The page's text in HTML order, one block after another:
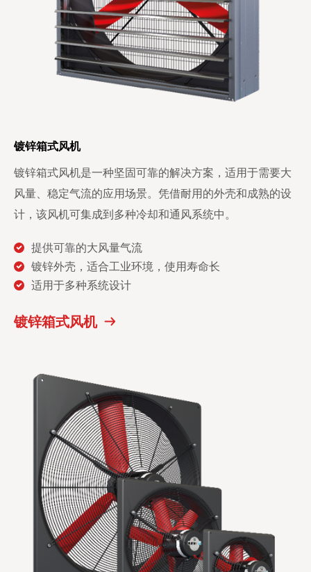
镀锌箱式风机
镀锌箱式风机是一种坚固可靠的解决方案，适用于需要大
风量、稳定气流的应用场景。凭借耐用的外壳和成熟的设
计，该风机可集成到多种冷却和通风系统中。
提供可靠的大风量气流
镀锌外壳，适合工业环境，使用寿命长
适用于多种系统设计
镀锌箱式风机